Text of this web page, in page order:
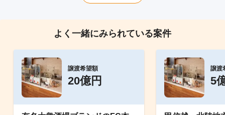
よく一緒にみられている案件
譲渡希望額
20億円
譲渡
5